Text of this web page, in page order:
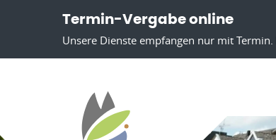
Termin-Vergabe online
Unsere Dienste empfangen nur mit Termin.